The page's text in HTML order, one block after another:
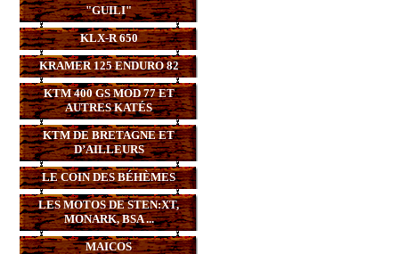
"GUILI"
KLX-R 650
KRAMER 125 ENDURO 82
KTM 400 GS MOD 77 ET
AUTRES KATÉS
KTM DE BRETAGNE ET
D’AILLEURS
LE COIN DES BÉHÈMES
LES MOTOS DE STEN:XT,
MONARK, BSA ...
MAICOS